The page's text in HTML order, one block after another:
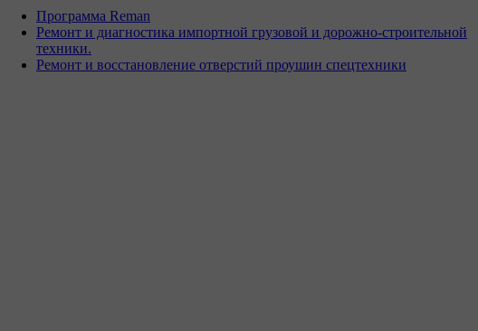
Программа Reman
Ремонт и диагностика импортной грузовой и дорожно-строительной
техники.
Ремонт и восстановление отверстий проушин спецтехники